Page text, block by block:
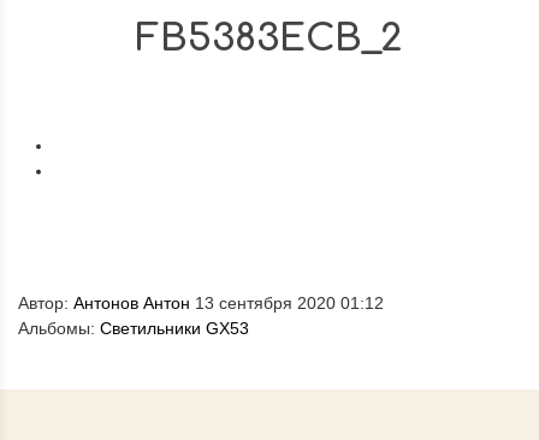
FB5383ECB_2
Автор: Антонов Антон 13 сентября 2020 01:12
Альбомы: Светильники GX53